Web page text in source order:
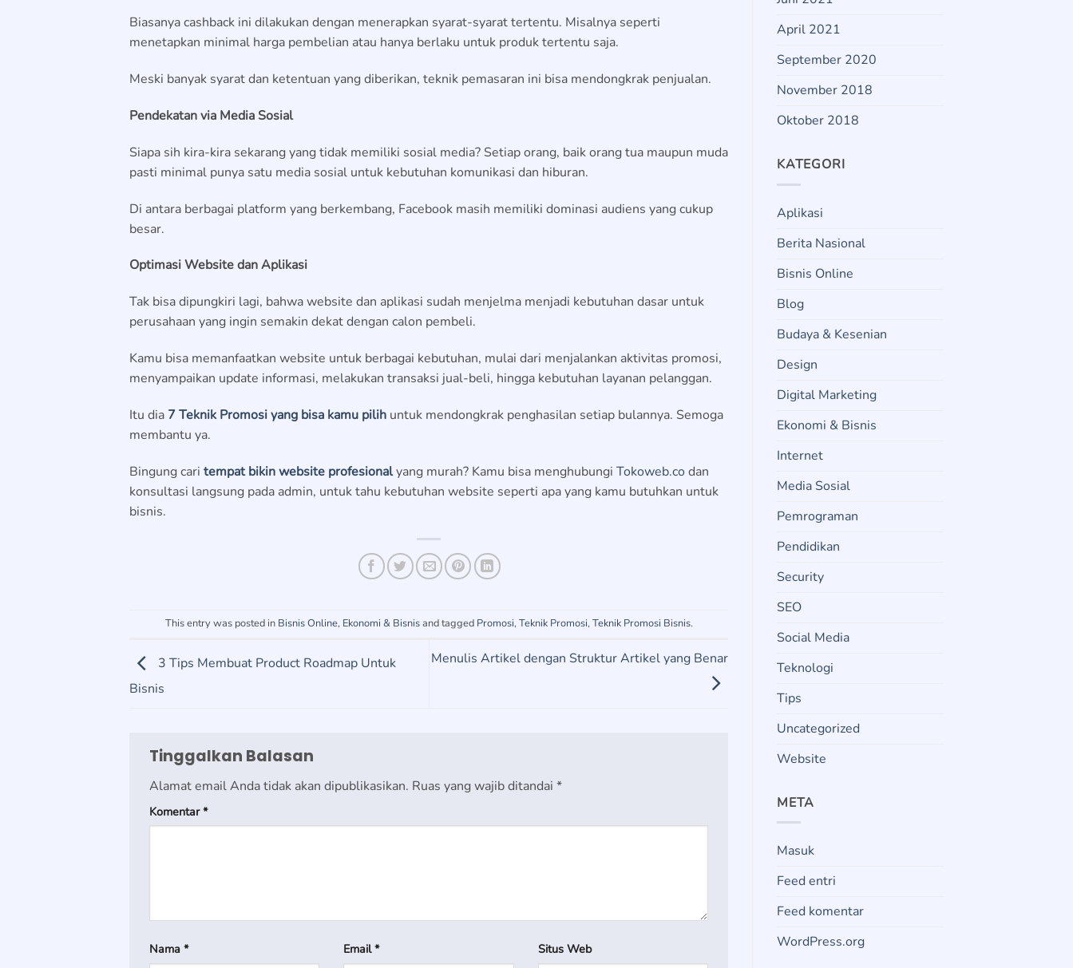
Biasanya cashback ini dilakukan dengan menerapkan syarat-syarat tertentu. Misalnya seperti
menetapkan minimal harga pembelian atau hanya berlaku untuk produk tertentu saja.
Meski banyak syarat dan ketentuan yang diberikan, teknik pemasaran ini bisa mendongkrak penjualan.
Pendekatan via Media Sosial
Siapa sih kira-kira sekarang yang tidak memiliki sosial media? Setiap orang, baik orang tua maupun muda
pasti minimal punya satu media sosial untuk kebutuhan komunikasi dan hiburan.
Di antara berbagai platform yang berkembang, Facebook masih memiliki dominasi audiens yang cukup
besar.
Optimasi Website dan Aplikasi
Tak bisa dipungkiri lagi, bahwa website dan aplikasi sudah menjelma menjadi kebutuhan dasar untuk
perusahaan yang ingin semakin dekat dengan calon pembeli.
Kamu bisa memanfaatkan website untuk berbagai kebutuhan, mulai dari menjalankan aktivitas promosi,
menyampaikan update informasi, melakukan transaksi jual-beli, hingga kebutuhan layanan pelanggan.
Itu dia 7 Teknik Promosi yang bisa kamu pilih untuk mendongkrak penghasilan setiap bulannya. Semoga
membantu ya.
Bingung cari tempat bikin website profesionalyang murah? Kamu bisa menghubungi Tokoweb.codan
konsultasi langsung pada admin, untuk tahu kebutuhan website seperti apa yang kamu butuhkan untuk
bisnis.
This entry was posted in Bisnis Online, Ekonomi & Bisnisand tagged Promosi, Teknik Promosi, Teknik Promosi Bisnis.
3 Tips Membuat Product Roadmap Untuk
Bisnis
Menulis Artikel dengan Struktur Artikel yang Benar
Tinggalkan Balasan
Alamat email Anda tidak akan dipublikasikan. Ruas yang wajib ditandai *
Komentar*
Nama * Email* Situs Web
April 2021
September 2020
November 2018
Oktober 2018
KATEGORI
Aplikasi
Berita Nasional
Bisnis Online
Blog
Budaya & Kesenian
Design
Digital Marketing
Ekonomi & Bisnis
Internet
Media Sosial
Pemrograman
Pendidikan
Security
SEO
Social Media
Teknologi
Tips
Uncategorized
Website
META
Masuk
Feed entri
Feed komentar
WordPress.org